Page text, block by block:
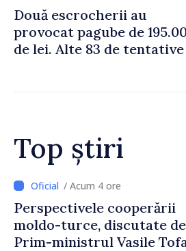
Două escrocherii au
provocat pagube de
de lei. Alte 83 de tentative
Top știri
/ Acum 2 ore
Forumul Diasporei //
Republica Moldova,
promovată în Elveția prin